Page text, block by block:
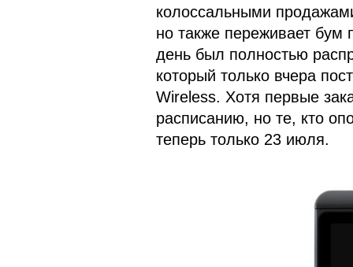
колоссальными
но также переживает бум
день был полностью
который только вчера
Wireless. Хотя первые
расписанию, но те, кто
теперь только 23 июля.